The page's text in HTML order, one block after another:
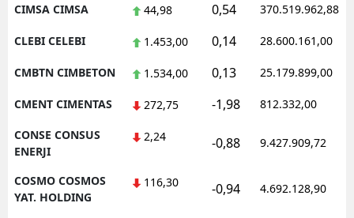
CIMSA CIMSA 44,98 0,54 370.519.962,88
CLEBI CELEBI 1.453,00 0,14 28.600.161,00
CMBTN CIMBETON 1.534,00 0,13 25.179.899,00
CMENT CIMENTAS 272,75 -1,98 812.332,00
CONSE CONSUS
ENERJI
2,24 -0,88 9.427.909,72
COSMO COSMOS
YAT. HOLDING
116,30 -0,94 4.692.128,90